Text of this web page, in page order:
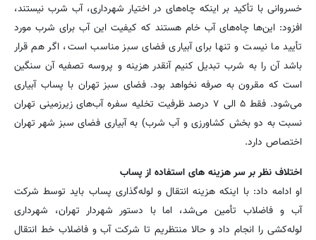
خسروانی با تأکید بر اینکه چاه‌های در اختیار شهرداری، آب شرب نیستند،
افزود: این‌ها چاه‌های آب خام هستند که کیفیت این آب برای شرب مورد
تأیید ما نیست و تنها برای آبیاری فضای سبز مناسب است، اگر هم قرار
باشد آن را به شرب تبدیل کنیم آنقدر هزینه و پروسه تصفیه آن سنگین
است که مقرون به صرفه نخواهد بود. فضای سبز تهران با پساب آبیاری
می‌شود. فقط ۵ الی ۷ درصد ظرفیت تخلیه سفره آب‌های زیرزمینی تهران
نسبت به دو بخش کشاورزی و آب شرب) به آبیاری فضای سبز شهر تهران
اختصاص دارد.
اختلاف نظر بر سر هزینه های استفاده از پساب
او ادامه داد: با اینکه هزینه انتقال و لوله‌گذاری پساب باید توسط شرکت
آب و فاضلاب تأمین می‌شد، اما با دستور شهردار تهران، شهرداری
لوله‌کشی را انجام داد و حالا منتظریم تا شرکت آب و فاضلاب خط انتقال